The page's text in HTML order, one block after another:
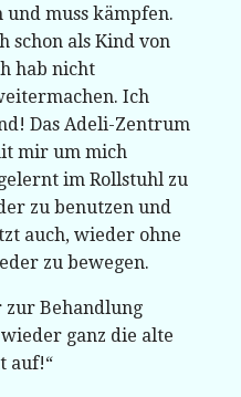
muss kämpfen.
schon als Kind von
hab nicht
Ich
Das Adeli-Zentrum
mir um mich
im Rollstuhl zu
zu benutzen und
auch, wieder ohne
zu bewegen.
Behandlung
ganz die alte
auf!“